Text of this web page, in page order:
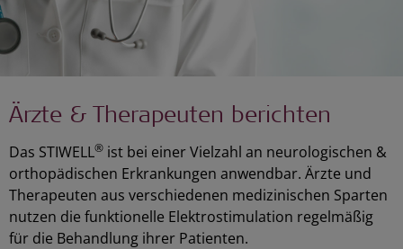
Ärzte & Therapeuten berichten
Das STIWELL® ist bei einer Vielzahl an neurologischen &
orthopädischen Erkrankungen anwendbar. Ärzte und
Therapeuten aus verschiedenen medizinischen Sparten
nutzen die funktionelle Elektrostimulation regelmäßig
für die Behandlung ihrer Patienten.